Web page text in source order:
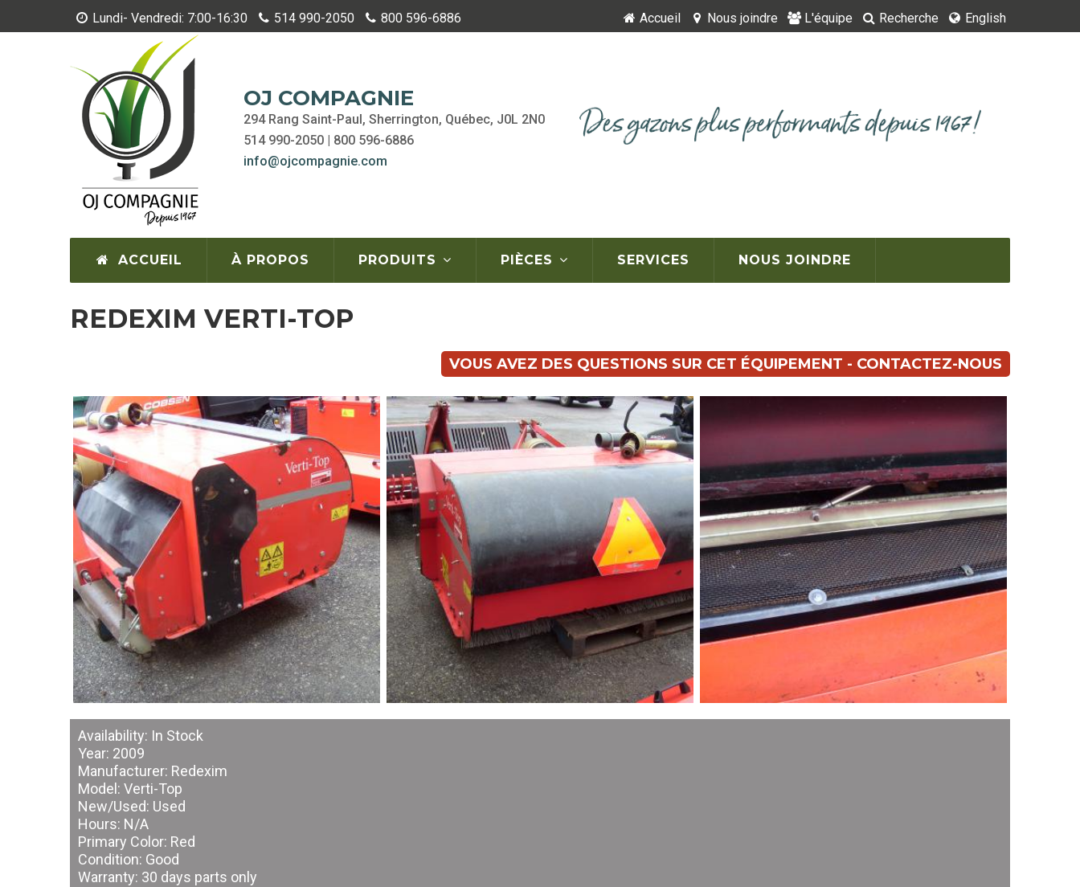
au
Lundi- Vendredi: 7:00-16:30 514 990-2050 800 596-6886 Accueil Nous joindre L'équipe Recherche English
OJ COMPAGNIE
294 Rang Saint-Paul, Sherrington, Québec, J0L 2N0
514 990-2050 | 800 596-6886
info@ojcompagnie.com
MAIN
NAVIGATION
ACCUEIL À PROPOS PRODUITS PIÈCES SERVICES NOUS JOINDRE
REDEXIM VERTI-TOP
VOUS AVEZ DES QUESTIONS SUR CET ÉQUIPEMENT - CONTACTEZ-NOUS
Availability: In Stock
Year: 2009
Manufacturer: Redexim
Model: Verti-Top
New/Used: Used
Hours: N/A
Primary Color: Red
Condition: Good
Warranty: 30 days parts only